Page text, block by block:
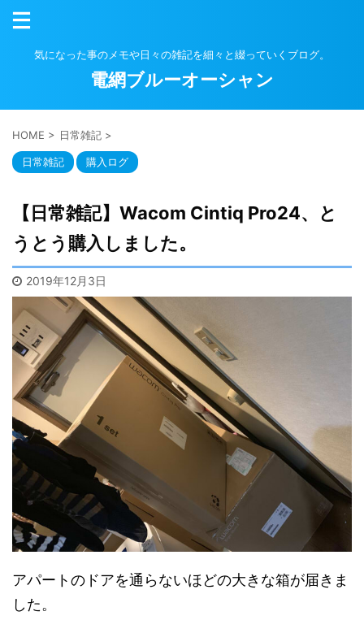
気になった事のメモや日々の雑記を細々と綴っていくブログ。
電網ブルーオーシャン
HOME > 日常雑記 >
日常雑記 購入ログ
【日常雑記】Wacom Cintiq Pro24、と
うとう購入しました。
2019年12月3日
アパートのドアを通らないほどの大きな箱が届きま
した。